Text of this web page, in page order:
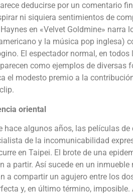
deducirse por un comentario
ni siquiera sentimientos de
en «Velvet Goldmine» narra
y la música pop inglesa)
El espectador normal, en
como ejemplos de diversas
el modesto premio a la
oriental
hace algunos años, las películas
de la incomunicabilidad
en Taipei. El brote de una
a partir. Así sucede en un
a compartir un agujero entre los
y, en último término,